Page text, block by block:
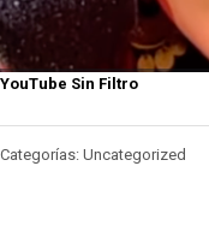
YouTube Sin Filtro
Categorías: Uncategorized